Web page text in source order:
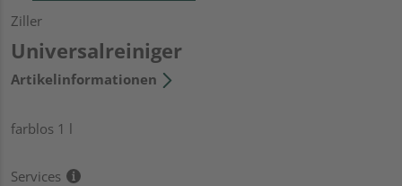
Ziller
Universalreiniger
Artikelinformationen
farblos 1 l
Services